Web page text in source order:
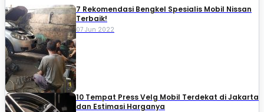
7 Rekomendasi Bengkel Spesialis Mobil Nissan
Terbaik!
07 Jun 2022
10 Tempat Press Velg Mobil Terdekat di Jakarta
dan Estimasi Harganya